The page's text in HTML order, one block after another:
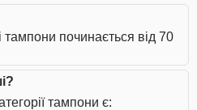
тампони починається від 70
тампони є: